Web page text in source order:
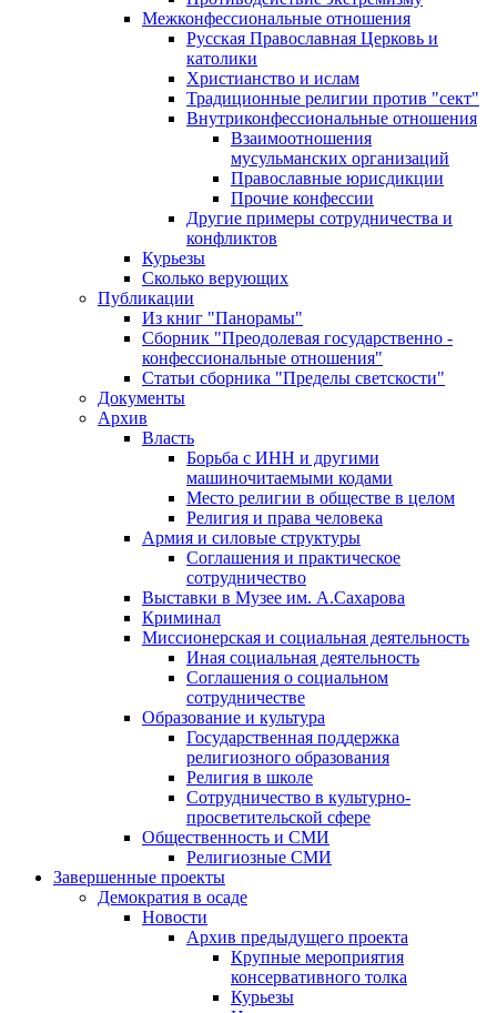
Межконфессиональные отношения
Русская Православная Церковь и
католики
Христианство и ислам
Традиционные религии против "сект"
Внутриконфессиональные отношения
Взаимоотношения
мусульманских организаций
Православные юрисдикции
Прочие конфессии
Другие примеры сотрудничества и
конфликтов
Курьезы
Сколько верующих
Публикации
Из книг "Панорамы"
Сборник "Преодолевая государственно -
конфессиональные отношения"
Статьи сборника "Пределы светскости"
Документы
Архив
Власть
Борьба с ИНН и другими
машиночитаемыми кодами
Место религии в обществе в целом
Религия и права человека
Армия и силовые структуры
Соглашения и практическое
сотрудничество
Выставки в Музее им. А.Сахарова
Криминал
Миссионерская и социальная деятельность
Иная социальная деятельность
Соглашения о социальном
сотрудничестве
Образование и культура
Государственная поддержка
религиозного образования
Религия в школе
Сотрудничество в культурно-
просветительской сфере
Общественность и СМИ
Религиозные СМИ
Завершенные проекты
Демократия в осаде
Новости
Архив предыдущего проекта
Крупные мероприятия
консервативного толка
Курьезы